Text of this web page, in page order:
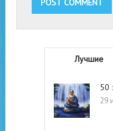
Лучшие
50
29